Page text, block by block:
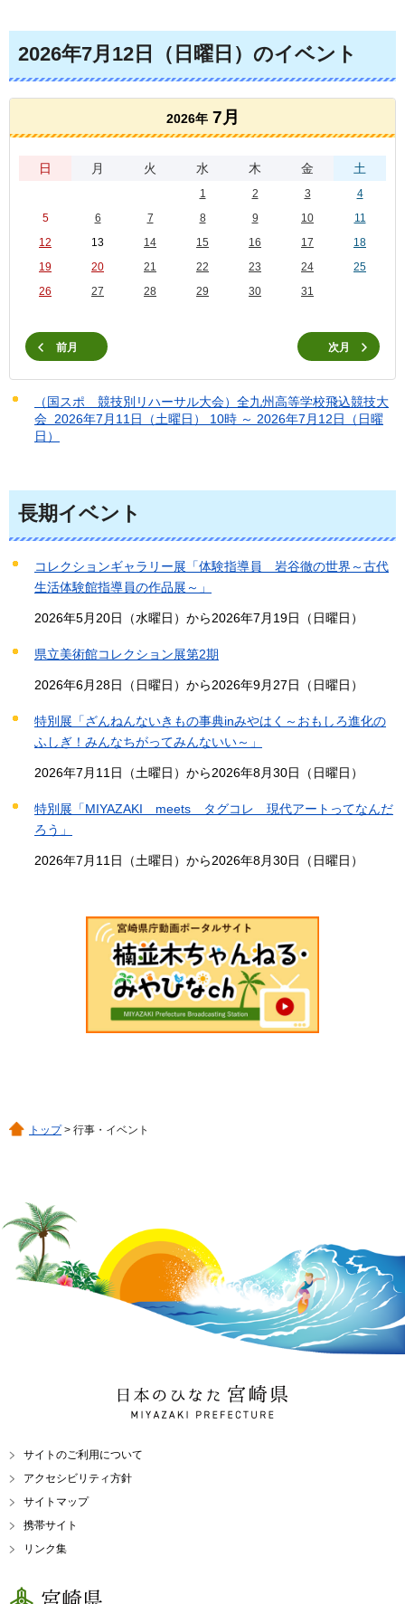
2026年7月12日（日曜日）のイベント
2026年 7月
日 月 火 水 木 金 土
1 2 3
4
5
6 7 8 9 10
11
12
13 14 15 16 17
18
19
20 21 22 23 24
25
26
27 28 29 30 31
前月 次月
（国スポ 競技別リハーサル大会）全九州高等学校飛込競技大
会 2026年7月11日（土曜日） 10時 ～ 2026年7月12日（日曜
日）
長期イベント
コレクションギャラリー展「体験指導員 岩谷徹の世界～古代
生活体験館指導員の作品展～」
2026年5月20日（水曜日）から2026年7月19日（日曜日）
県立美術館コレクション展第2期
2026年6月28日（日曜日）から2026年9月27日（日曜日）
特別展「ざんねんないきもの事典inみやはく～おもしろ進化の
ふしぎ！みんなちがってみんないい～」
2026年7月11日（土曜日）から2026年8月30日（日曜日）
特別展「MIYAZAKI meets タグコレ 現代アートってなんだ
ろう」
2026年7月11日（土曜日）から2026年8月30日（日曜日）
トップ> 行事・イベント
日本のひなた 宮崎県
MIYAZAKI PREFECTURE
サイトのご利用について
アクセシビリティ方針
サイトマップ
携帯サイト
リンク集
宮崎県